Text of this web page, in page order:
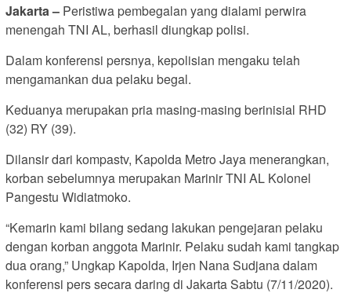
Jakarta – Peristiwa pembegalan yang dialami perwira
menengah TNI AL, berhasil diungkap polisi.
Dalam konferensi persnya, kepolisian mengaku telah
mengamankan dua pelaku begal.
Keduanya merupakan pria masing-masing berinisial RHD
(32) RY (39).
Dilansir dari kompastv, Kapolda Metro Jaya menerangkan,
korban sebelumnya merupakan Marinir TNI AL Kolonel
Pangestu Widiatmoko.
“Kemarin kami bilang sedang lakukan pengejaran pelaku
dengan korban anggota Marinir. Pelaku sudah kami tangkap
dua orang,” Ungkap Kapolda, Irjen Nana Sudjana dalam
konferensi pers secara daring di Jakarta Sabtu (7/11/2020).